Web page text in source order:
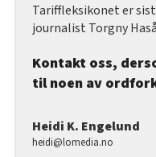
Tariffleksikonet er
journalist Torgny
Kontakt oss,
til noen av
Heidi K. Engelund
heidi@lomedia.no